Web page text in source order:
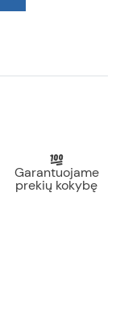
Garantuojame
prekių kokybę